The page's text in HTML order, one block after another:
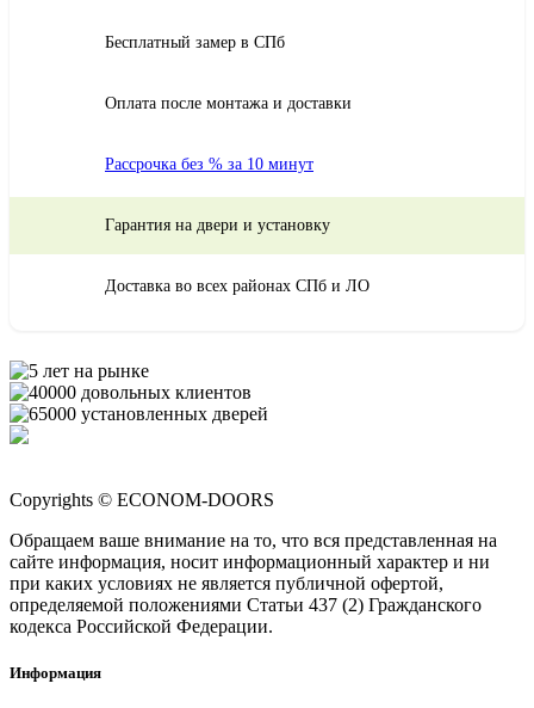
Бесплатный замер в СПб
Оплата после монтажа и доставки
Рассрочка без % за 10 минут
Гарантия на двери и установку
Доставка во всех районах СПб и ЛО
Copyrights © ECONOM-DOORS
Обращаем ваше внимание на то, что вся представленная на
сайте информация, носит информационный характер и ни
при каких условиях не является публичной офертой,
определяемой положениями Статьи 437 (2) Гражданского
кодекса Российской Федерации.
Информация